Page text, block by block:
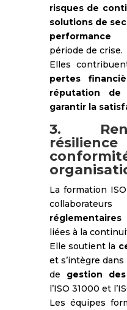
risques de
solutions de
performance
période de crise.
Elles
pertes
réputation de
garantir la
3.
La formation
liées à la
Elle soutient la
et s’intègre
de gestion
l’ISO 31000 et
Les équipes